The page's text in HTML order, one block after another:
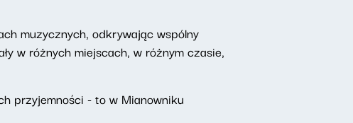
muzycznych, odkrywając wspólny
w różnych miejscach, w różnym czasie,
przyjemności - to w Mianowniku